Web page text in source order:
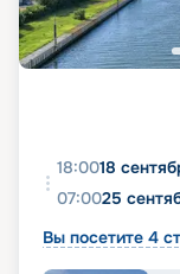
18:0018
07:0025
Вы посетите 4